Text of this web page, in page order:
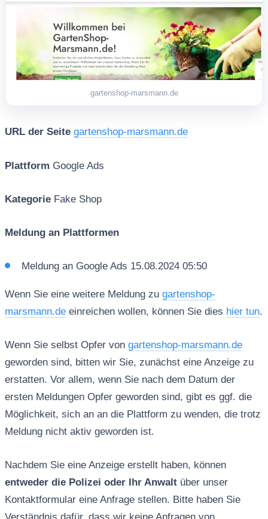
gartenshop-marsmann.de
URL der Seite gartenshop-marsmann.de
Plattform Google Ads
Kategorie Fake Shop
Meldung an Plattformen
Meldung an Google Ads 15.08.2024 05:50
Wenn Sie eine weitere Meldung zu gartenshop-
marsmann.deeinreichen wollen, können Sie dies hier tun.
Wenn Sie selbst Opfer von gartenshop-marsmann.de
geworden sind, bitten wir Sie, zunächst eine Anzeige zu
erstatten. Vor allem, wenn Sie nach dem Datum der
ersten Meldungen Opfer geworden sind, gibt es ggf. die
Möglichkeit, sich an an die Plattform zu wenden, die trotz
Meldung nicht aktiv geworden ist.
Nachdem Sie eine Anzeige erstellt haben, können
entweder die Polizei oder Ihr Anwaltüber unser
Kontaktformular eine Anfrage stellen. Bitte haben Sie